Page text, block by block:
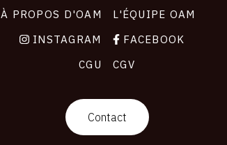
À PROPOS D'OAM
L'ÉQUIPE OAM
INSTAGRAM
FACEBOOK
CGU
CGV
Contact